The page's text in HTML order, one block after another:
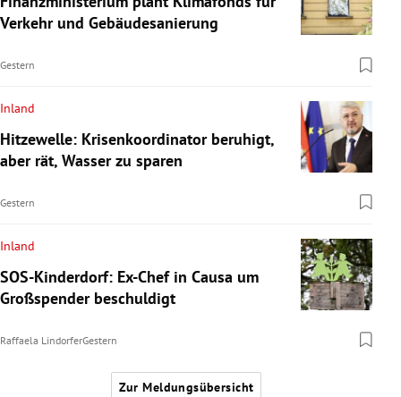
Verkehr und Gebäudesanierung
Gestern
Inland
Hitzewelle: Krisenkoordinator beruhigt,
aber rät, Wasser zu sparen
Gestern
Inland
SOS-Kinderdorf: Ex-Chef in Causa um
Großspender beschuldigt
Raffaela LindorferGestern
Zur Meldungsübersicht